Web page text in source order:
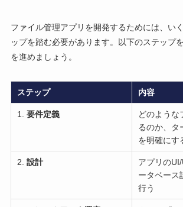
ファイル管理アプリを開発するためには、い
ップを踏む必要があります。以下のステップ
を進めましょう。
ステップ 内容
1.要件定義
どのような
るのか、タ
を明確にす
2.設計
アプリの
ータベース
行う